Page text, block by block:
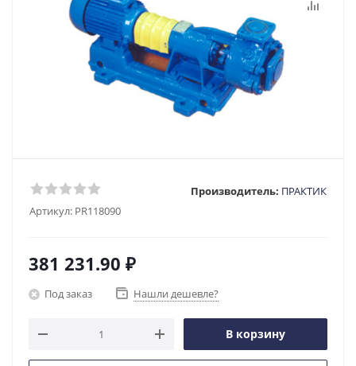
Артикул: PR118090
Производитель: ПРАКТИК
381 231.90 ₽
Под заказ Нашли дешевле?
В корзину